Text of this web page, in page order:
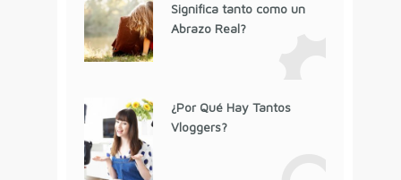
Significa tanto como un
Abrazo Real?
¿Por Qué Hay Tantos
Vloggers?